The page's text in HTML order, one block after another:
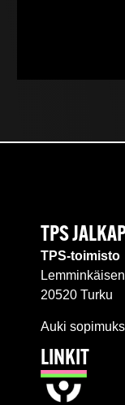
TPS
TPS-toimisto
20520 Turku
Auki
LINKIT